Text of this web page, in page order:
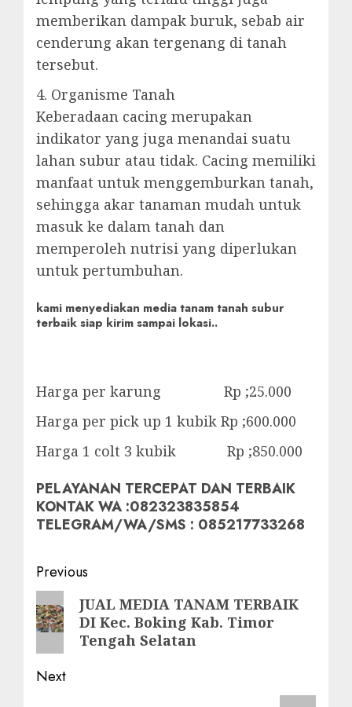
memberikan dampak buruk, sebab air
cenderung akan tergenang di tanah
tersebut.
4. Organisme Tanah
Keberadaan cacing merupakan
indikator yang juga menandai suatu
lahan subur atau tidak. Cacing memiliki
manfaat untuk menggemburkan tanah,
sehingga akar tanaman mudah untuk
masuk ke dalam tanah dan
memperoleh nutrisi yang diperlukan
untuk pertumbuhan.
kami menyediakan media tanam tanah subur
terbaik siap kirim sampai lokasi..
Harga per karung Rp ;25.000
Harga per pick up 1 kubik Rp ;600.000
Harga 1 colt 3 kubik Rp ;850.000
PELAYANAN TERCEPAT DAN TERBAIK
KONTAK WA :082323835854
TELEGRAM/WA/SMS : 085217733268
Post
navigation
Previous
Previous
post:
JUAL MEDIA TANAM TERBAIK
DI Kec. Boking Kab. Timor
Tengah Selatan
Next